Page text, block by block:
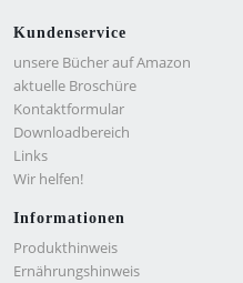
Kundenservice
unsere Bücher auf Amazon
aktuelle Broschüre
Kontaktformular
Downloadbereich
Links
Wir helfen!
Informationen
Produkthinweis
Ernährungshinweis